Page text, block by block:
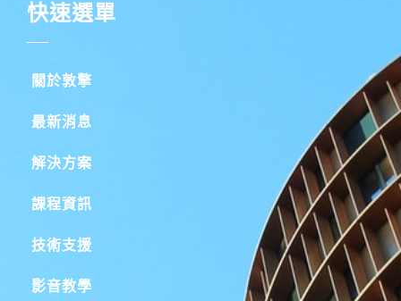
快速選單
關於敦擎
最新消息
解決方案
課程資訊
技術支援
影音教學